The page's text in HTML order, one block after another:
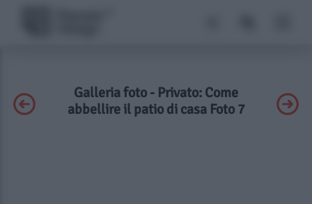
Galleria foto - Privato: Come
abbellire il patio di casa Foto 7